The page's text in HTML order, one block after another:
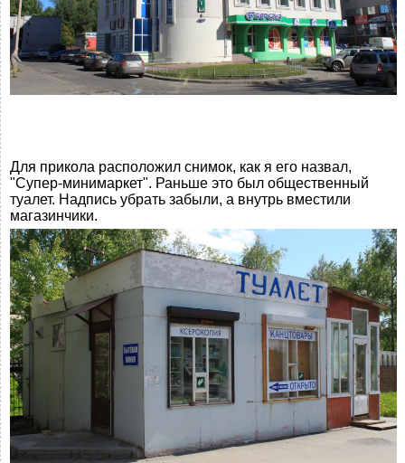
Для прикола расположил снимок, как я его назвал,
"Супер-минимаркет". Раньше это был общественный
туалет. Надпись убрать забыли, а внутрь вместили
магазинчики.